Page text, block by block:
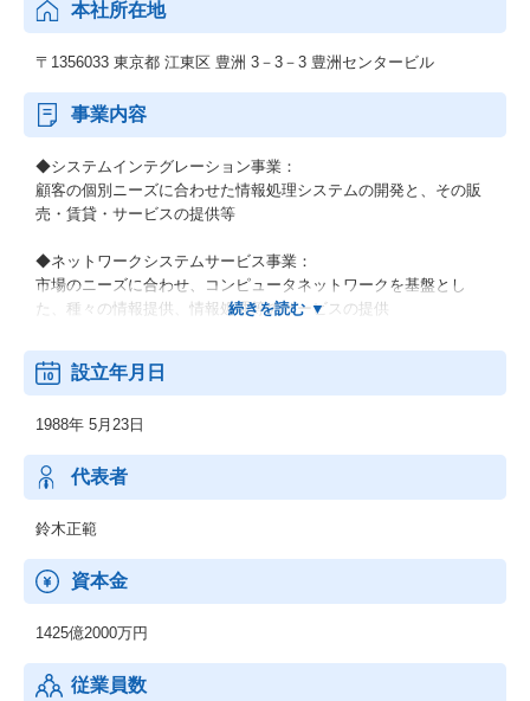
本社所在地
〒1356033 東京都 江東区 豊洲 3－3－3 豊洲センタービル
事業内容
◆システムインテグレーション事業：
顧客の個別ニーズに合わせた情報処理システムの開発と、その販
売・賃貸・サービスの提供等
◆ネットワークシステムサービス事業：
市場のニーズに合わせ、コンピュータネットワークを基盤とし
た、種々の情報提供、情報処理等のサービスの提供
◆その他の事業：
顧客の経営上の問題点に係わる調査・分析、情報処理システムの
設立年月日
1988年 5月23日
代表者
鈴木正範
資本金
1425億2000万円
従業員数